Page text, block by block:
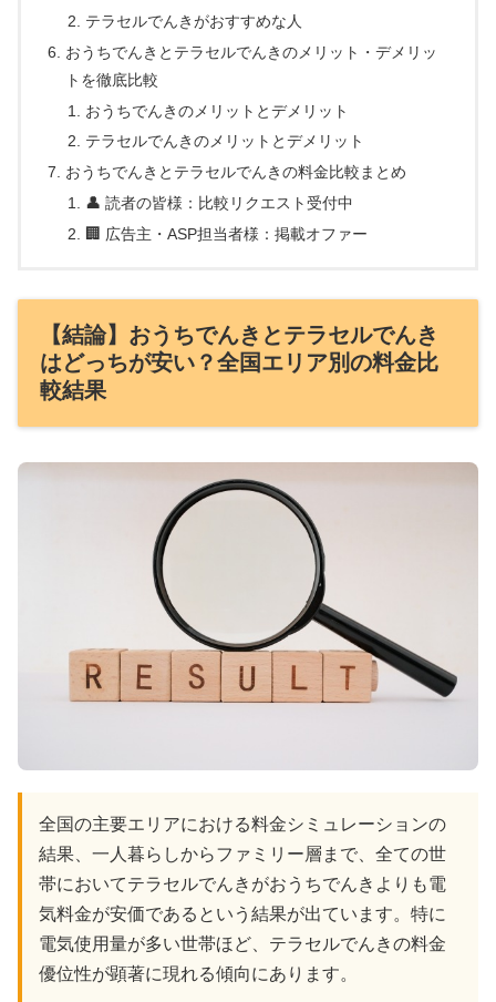
テラセルでんきがおすすめな人
おうちでんきとテラセルでんきのメリット・デメリッ
トを徹底比較
おうちでんきのメリットとデメリット
テラセルでんきのメリットとデメリット
おうちでんきとテラセルでんきの料金比較まとめ
👤 読者の皆様：比較リクエスト受付中
🏢 広告主・ASP担当者様：掲載オファー
【結論】おうちでんきとテラセルでんき
はどっちが安い？全国エリア別の料金比
較結果
全国の主要エリアにおける料金シミュレーションの
結果、一人暮らしからファミリー層まで、全ての世
帯においてテラセルでんきがおうちでんきよりも電
気料金が安価であるという結果が出ています。特に
電気使用量が多い世帯ほど、テラセルでんきの料金
優位性が顕著に現れる傾向にあります。